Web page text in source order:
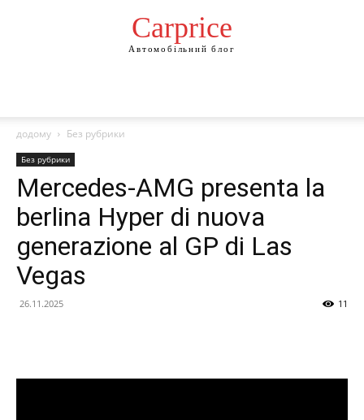
Сarprice
Автомобільний блог
додому Без рубрики
Без рубрики
Mercedes-AMG presenta la
berlina Hyper di nuova
generazione al GP di Las
Vegas
26.11.2025 11